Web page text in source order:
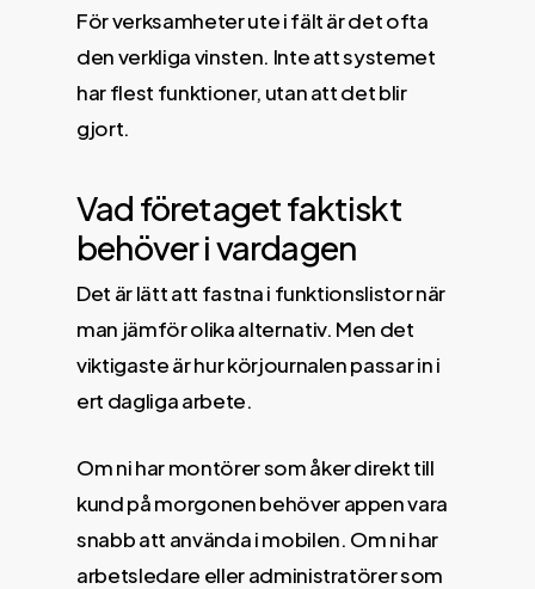
För verksamheter ute i fält är det ofta
den verkliga vinsten. Inte att systemet
har flest funktioner, utan att det blir
gjort.
Vad företaget faktiskt
behöver i vardagen
Det är lätt att fastna i funktionslistor när
man jämför olika alternativ. Men det
viktigaste är hur körjournalen passar in i
ert dagliga arbete.
Om ni har montörer som åker direkt till
kund på morgonen behöver appen vara
snabb att använda i mobilen. Om ni har
arbetsledare eller administratörer som